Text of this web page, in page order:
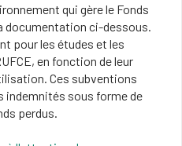
qui gère le Fonds
documentation ci-dessous.
pour les études et les
en fonction de leur
Ces subventions
indemnités sous forme de
perdus.